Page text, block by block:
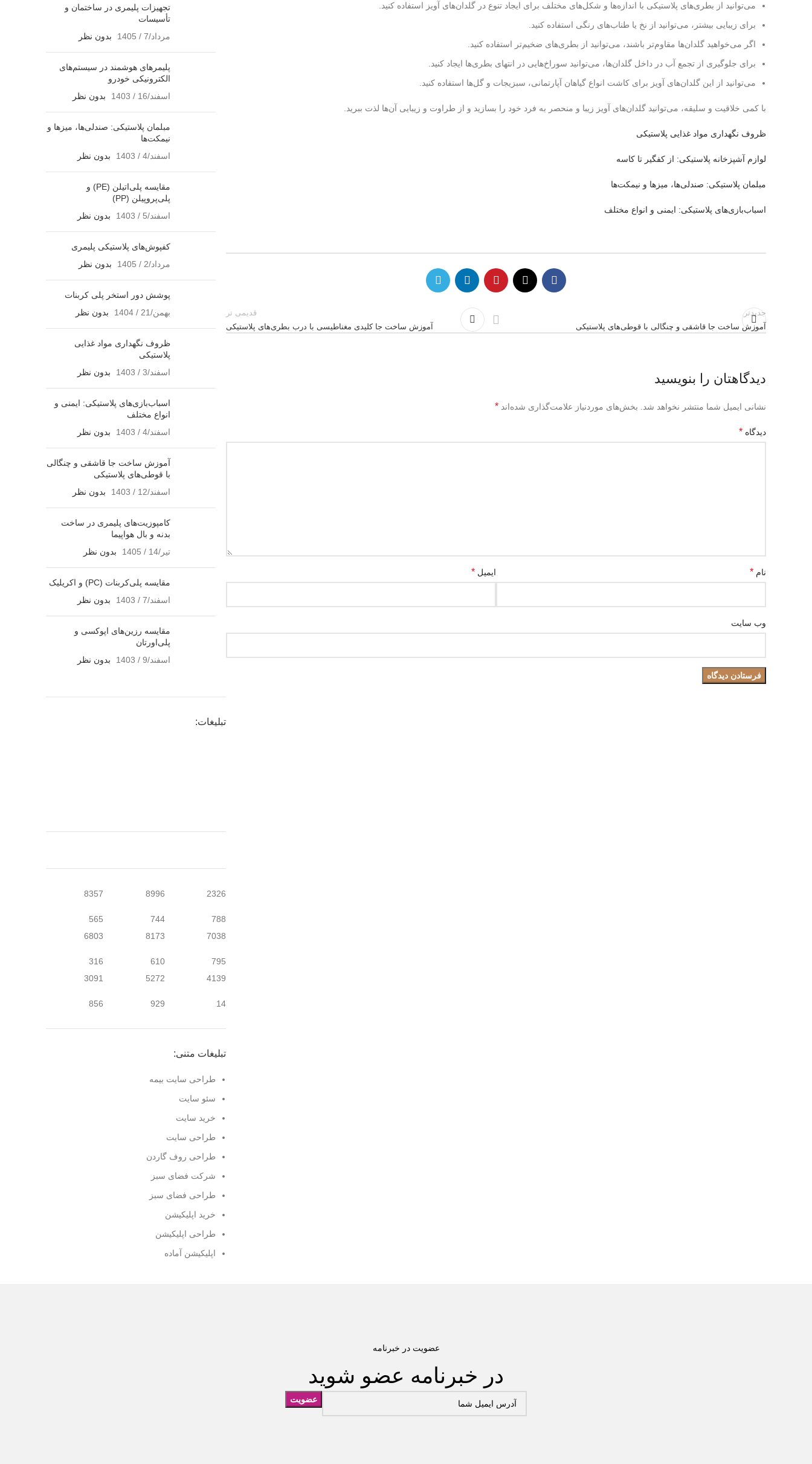
می‌توانید از بطری‌های پلاستیکی با اندازه‌ها و شکل‌های مختلف برای ایجاد تنوع در گلدان‌های آویز استفاده کنید.
برای زیبایی بیشتر، می‌توانید از نخ یا طناب‌های رنگی استفاده کنید.
اگر می‌خواهید گلدان‌ها مقاوم‌تر باشند، می‌توانید از بطری‌های ضخیم‌تر استفاده کنید.
برای جلوگیری از تجمع آب در داخل گلدان‌ها، می‌توانید سوراخ‌هایی در انتهای بطری‌ها ایجاد کنید.
می‌توانید از این گلدان‌های آویز برای کاشت انواع گیاهان آپارتمانی، سبزیجات و گل‌ها استفاده کنید.
با کمی خلاقیت و سلیقه، می‌توانید گلدان‌های آویز زیبا و منحصر به فرد خود را بسازید و از طراوت و زیبایی آن‌ها لذت ببرید.
ظروف نگهداری مواد غذایی پلاستیکی
لوازم آشپزخانه پلاستیکی: از کفگیر تا کاسه
مبلمان پلاستیکی: صندلی‌ها، میزها و نیمکت‌ها
اسباب‌بازی‌های پلاستیکی: ایمنی و انواع مختلف
جدیدتر
آموزش ساخت جا قاشقی و چنگالی با قوطی‌های پلاستیکی
قدیمی تر
آموزش ساخت جا کلیدی مغناطیسی با درب بطری‌های پلاستیکی
دیدگاهتان را بنویسید
نشانی ایمیل شما منتشر نخواهد شد. بخش‌های موردنیاز علامت‌گذاری شده‌اند *
دیدگاه *
نام * ایمیل *
وب‌ سایت
تجهیزات پلیمری در ساختمان و
تأسیسات
مرداد/7 / 1405
بدون نظر
پلیمرهای هوشمند در سیستم‌های
الکترونیکی خودرو
اسفند/16 / 1403
بدون نظر
مبلمان پلاستیکی: صندلی‌ها، میزها و
نیمکت‌ها
اسفند/4 / 1403
بدون نظر
مقایسه پلی‌اتیلن (PE) و
پلی‌پروپیلن (PP)
اسفند/5 / 1403
بدون نظر
کفپوش‌های پلاستیکی پلیمری
مرداد/2 / 1405
بدون نظر
پوشش دور استخر پلی کربنات
بهمن/21 / 1404
بدون نظر
ظروف نگهداری مواد غذایی
پلاستیکی
اسفند/3 / 1403
بدون نظر
اسباب‌بازی‌های پلاستیکی: ایمنی و
انواع مختلف
اسفند/4 / 1403
بدون نظر
آموزش ساخت جا قاشقی و چنگالی
با قوطی‌های پلاستیکی
اسفند/12 / 1403
بدون نظر
کامپوزیت‌های پلیمری در ساخت
بدنه و بال هواپیما
تیر/14 / 1405
بدون نظر
مقایسه پلی‌کربنات (PC) و اکریلیک
اسفند/7 / 1403
بدون نظر
مقایسه رزین‌های اپوکسی و
پلی‌اورتان
اسفند/9 / 1403
بدون نظر
تبلیغات:
2326
788
8996
744
8357
565
7038
795
8173
610
6803
316
4139
14
5272
929
3091
856
تبلیغات متنی:
طراحی سایت بیمه
سئو سایت
خرید سایت
طراحی سایت
طراحی روف گاردن
شرکت فضای سبز
طراحی فضای سبز
خرید اپلیکیشن
طراحی اپلیکیشن
اپلیکیشن آماده
عضویت در خبرنامه
در خبرنامه عضو شوید